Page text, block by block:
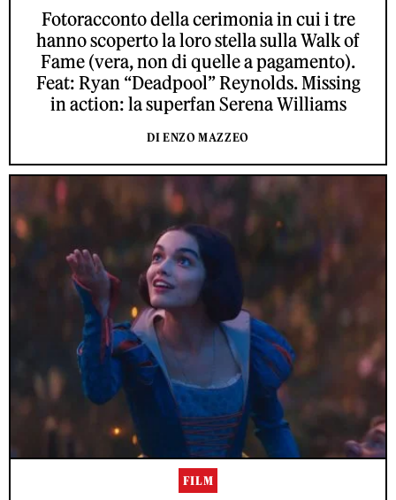
Fotoracconto della cerimonia in cui i tre
hanno scoperto la loro stella sulla Walk of
Fame (vera, non di quelle a pagamento).
Feat: Ryan “Deadpool” Reynolds. Missing
in action: la superfan Serena Williams
DI ENZO MAZZEO
FILM